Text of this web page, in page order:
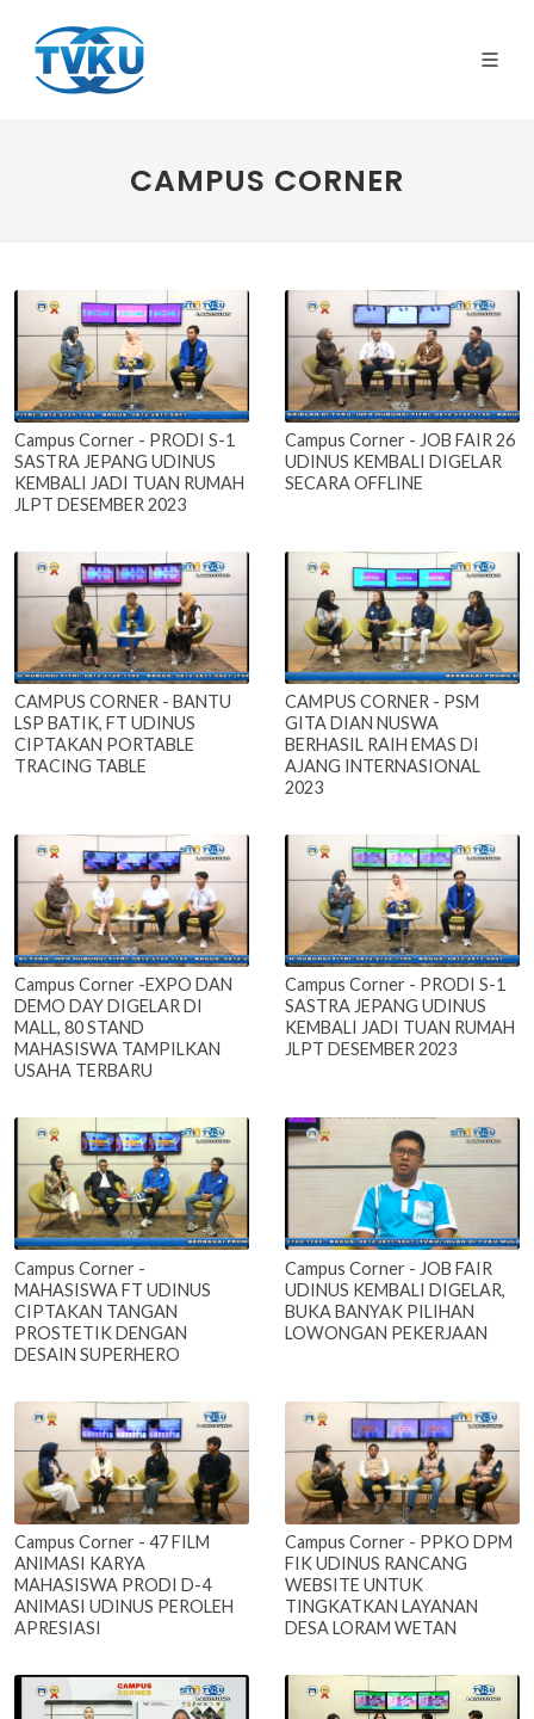
CAMPUS CORNER
Campus Corner - PRODI S-1
SASTRA JEPANG UDINUS
KEMBALI JADI TUAN RUMAH
JLPT DESEMBER 2023
Campus Corner - JOB FAIR 26
UDINUS KEMBALI DIGELAR
SECARA OFFLINE
CAMPUS CORNER - BANTU
LSP BATIK, FT UDINUS
CIPTAKAN PORTABLE
TRACING TABLE
CAMPUS CORNER - PSM
GITA DIAN NUSWA
BERHASIL RAIH EMAS DI
AJANG INTERNASIONAL
2023
Campus Corner -EXPO DAN
DEMO DAY DIGELAR DI
MALL, 80 STAND
MAHASISWA TAMPILKAN
USAHA TERBARU
Campus Corner - PRODI S-1
SASTRA JEPANG UDINUS
KEMBALI JADI TUAN RUMAH
JLPT DESEMBER 2023
Campus Corner -
MAHASISWA FT UDINUS
CIPTAKAN TANGAN
PROSTETIK DENGAN
DESAIN SUPERHERO
Campus Corner - JOB FAIR
UDINUS KEMBALI DIGELAR,
BUKA BANYAK PILIHAN
LOWONGAN PEKERJAAN
Campus Corner - 47 FILM
ANIMASI KARYA
MAHASISWA PRODI D-4
ANIMASI UDINUS PEROLEH
APRESIASI
Campus Corner - PPKO DPM
FIK UDINUS RANCANG
WEBSITE UNTUK
TINGKATKAN LAYANAN
DESA LORAM WETAN